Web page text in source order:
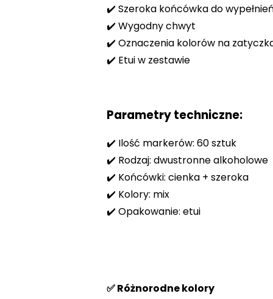
✔️ Szeroka końcówka do
✔️ Wygodny chwyt
✔️ Oznaczenia kolorów na
✔️ Etui w zestawie
Parametry techniczne:
✔️ Ilość markerów: 60 sztuk
✔️ Rodzaj: dwustronne alkoholowe
✔️ Końcówki: cienka + szeroka
✔️ Kolory: mix
✔️ Opakowanie: etui
✅ Różnorodne kolory